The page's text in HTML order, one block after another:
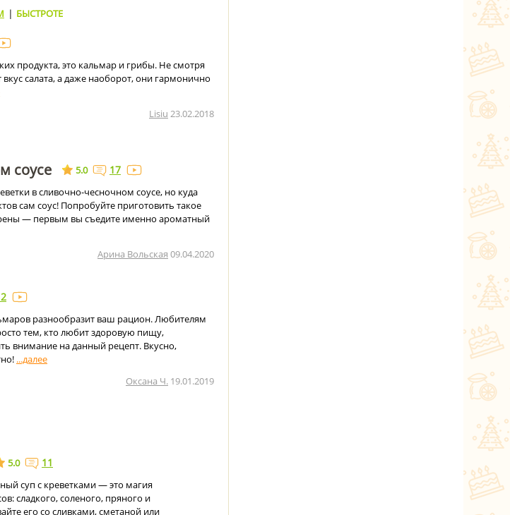
| БЫСТРОТЕ
продукта, это кальмар и грибы. Не смотря
вкус салата, а даже наоборот, они гармонично
Lisiu 23.02.2018
соусе 5.0 17
в сливочно-чесночном соусе, но куда
сам соус! Попробуйте приготовить такое
— первым вы съедите именно ароматный
Арина Вольская 09.04.2020
разнообразит ваш рацион. Любителям
тем, кто любит здоровую пищу,
внимание на данный рецепт. Вкусно,
Оксана Ч. 19.01.2019
5.0 11
суп с креветками — это магия
сладкого, соленого, пряного и
его со сливками, сметаной или